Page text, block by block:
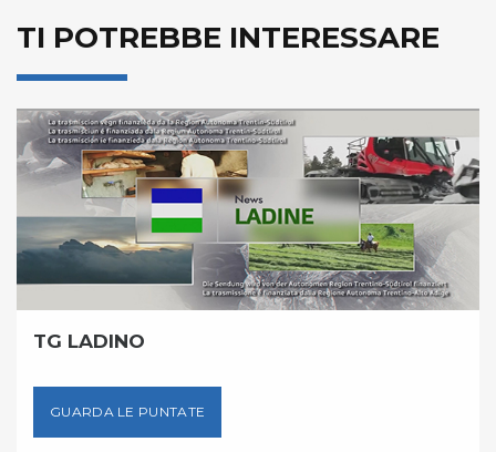
TI POTREBBE INTERESSARE
TG LADINO
GUARDA LE PUNTATE